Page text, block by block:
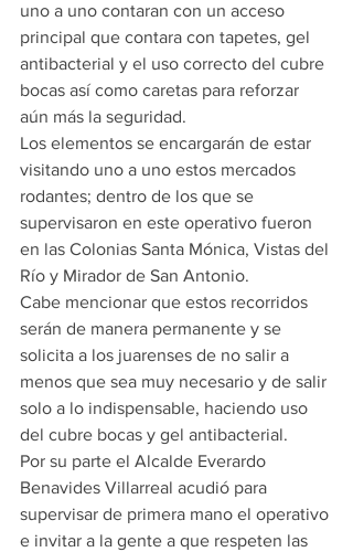
uno a uno contaran con un acceso
principal que contara con tapetes, gel
antibacterial y el uso correcto del cubre
bocas así como caretas para reforzar
aún más la seguridad.
Los elementos se encargarán de estar
visitando uno a uno estos mercados
rodantes; dentro de los que se
supervisaron en este operativo fueron
en las Colonias Santa Mónica, Vistas del
Río y Mirador de San Antonio.
Cabe mencionar que estos recorridos
serán de manera permanente y se
solicita a los juarenses de no salir a
menos que sea muy necesario y de salir
solo a lo indispensable, haciendo uso
del cubre bocas y gel antibacterial.
Por su parte el Alcalde Everardo
Benavides Villarreal acudió para
supervisar de primera mano el operativo
e invitar a la gente a que respeten las